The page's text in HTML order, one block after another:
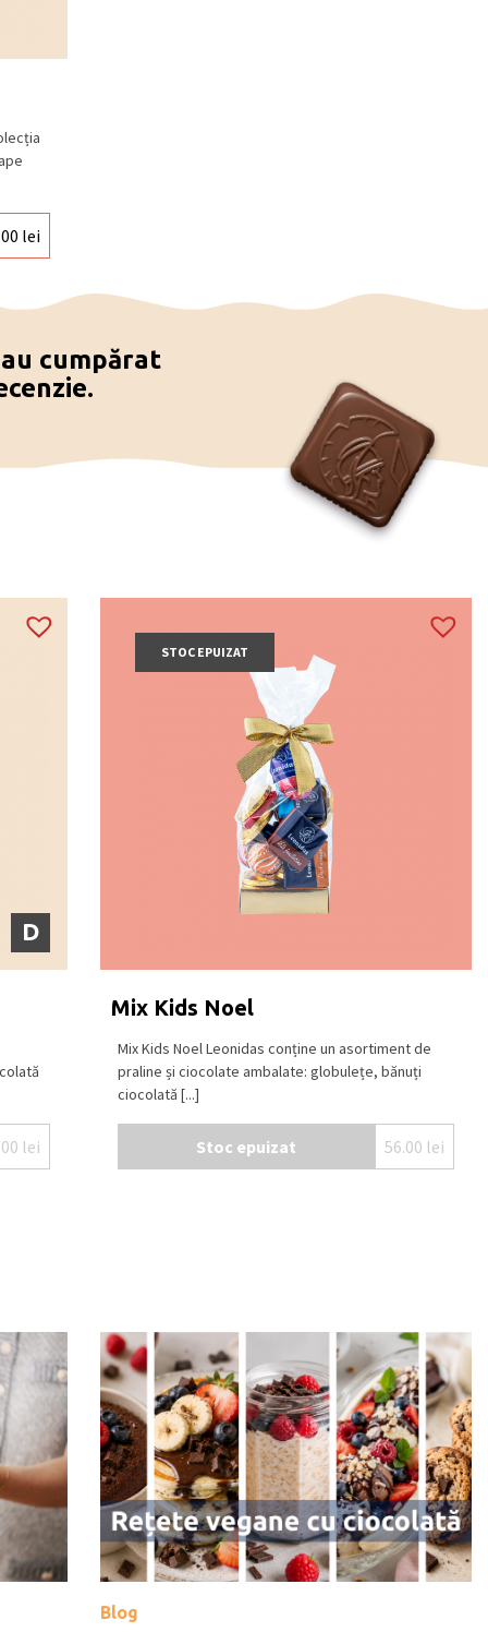
lei
cumpărat
D
lei
STOC EPUIZAT
Mix Kids Noel
Mix Kids Noel Leonidas conține un asortiment de
praline și ciocolate ambalate: globulețe, bănuți
ciocolată [...]
Stoc epuizat 56.00 lei
Blog